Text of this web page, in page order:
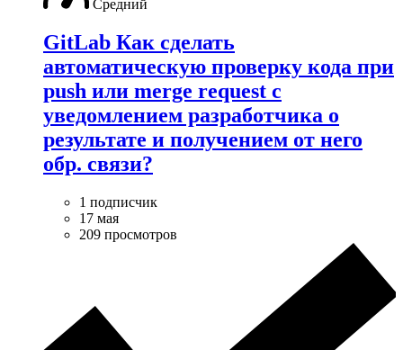
Средний
GitLab Как сделать
автоматическую проверку кода при
push или merge request с
уведомлением разработчика о
результате и получением от него
обр. связи?
1 подписчик
17 мая
209 просмотров